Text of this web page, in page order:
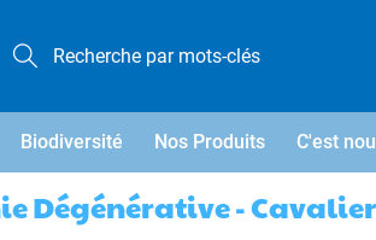
Biodiversité Nos Produits C'est
Dégénérative -